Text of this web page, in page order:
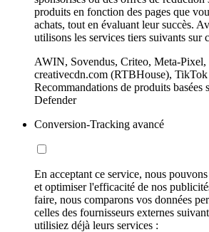
produits en fonction des pages que
achats, tout en évaluant leur succès.
utilisons les services tiers suivants sur
AWIN, Sovendus, Criteo, Meta-
creativecdn.com (RTBHouse),
Recommandations de produits basées
Defender
Conversion-Tracking avancé
En acceptant ce service, nous
et optimiser l'efficacité de nos
faire, nous comparons vos données
celles des fournisseurs externes
utilisiez déjà leurs services :